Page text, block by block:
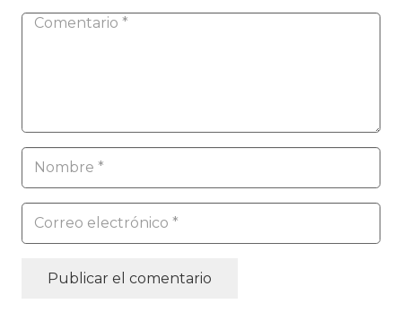
Publicar el comentario